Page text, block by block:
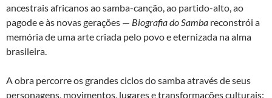
ancestrais africanos ao samba-canção, ao partido-alto, ao
pagode e às novas gerações — Biografia do Samba reconstrói a
memória de uma arte criada pelo povo e eternizada na alma
brasileira.
A obra percorre os grandes ciclos do samba através de seus
personagens, movimentos, lugares e transformações culturais: